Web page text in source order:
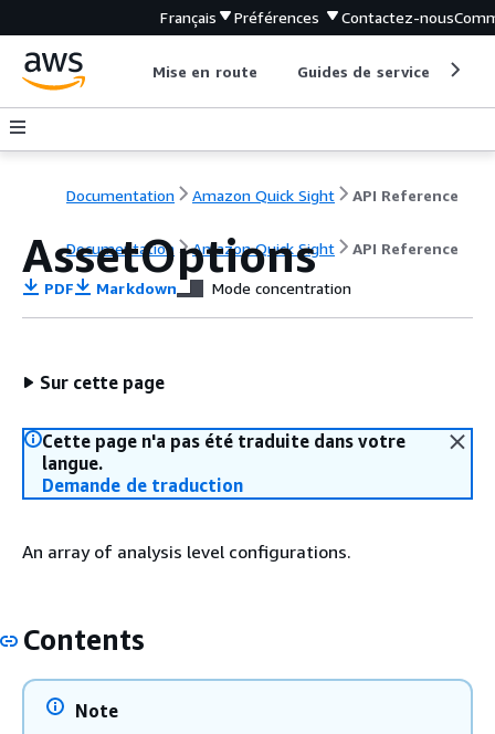
Français Préférences Contactez-nous
Mise en route Guides de service
Documentation Amazon Quick Sight API Reference
Documentation Amazon Quick Sight API Reference
AssetOptions
PDF Markdown Mode concentration
Sur cette page
Cette page n'a pas été traduite dans votre
langue.
Demande de traduction
An array of analysis level configurations.
Contents
Note